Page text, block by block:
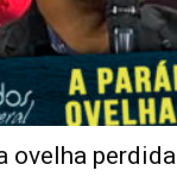
ovelha perdida